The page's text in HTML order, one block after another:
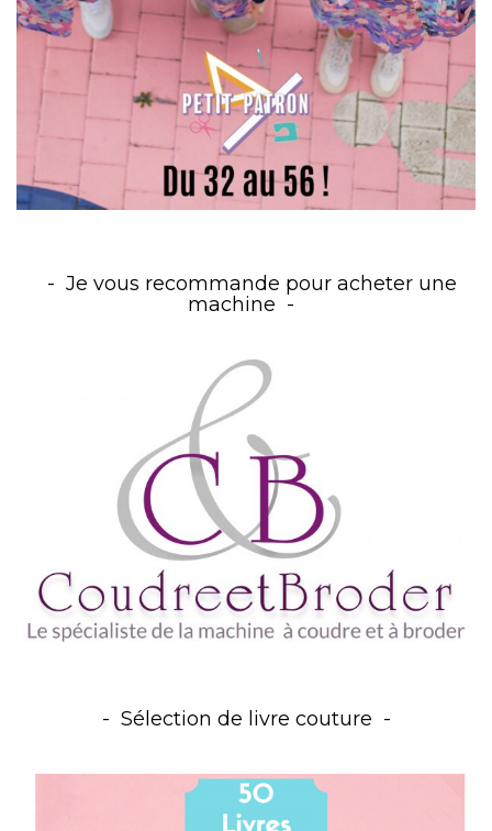
Je vous recommande pour acheter une
machine
Sélection de livre couture